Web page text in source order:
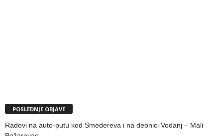
POSLEDNJE OBJAVE
Radovi na auto-putu kod Smedereva i na deonici Vodanj – Mali